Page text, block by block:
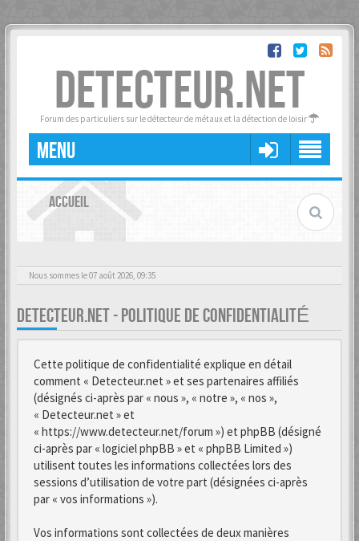
DETECTEUR.NET
Forum des particuliers sur le détecteur de métaux et la détection de loisir
MENU
ACCUEIL
Nous sommes le 07 août 2026, 09:35
DETECTEUR.NET - POLITIQUE DE CONFIDENTIALITÉ
Cette politique de confidentialité explique en détail
comment « Detecteur.net » et ses partenaires affiliés
(désignés ci-après par « nous », « notre », « nos »,
« Detecteur.net » et
« https://www.detecteur.net/forum ») et phpBB (désigné
ci-après par « logiciel phpBB » et « phpBB Limited »)
utilisent toutes les informations collectées lors des
sessions d’utilisation de votre part (désignées ci-après
par « vos informations »).
Vos informations sont collectées de deux manières